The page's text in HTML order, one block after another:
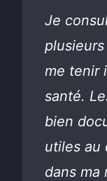
Je
me tenir
santé.
bien
utiles au
dans ma